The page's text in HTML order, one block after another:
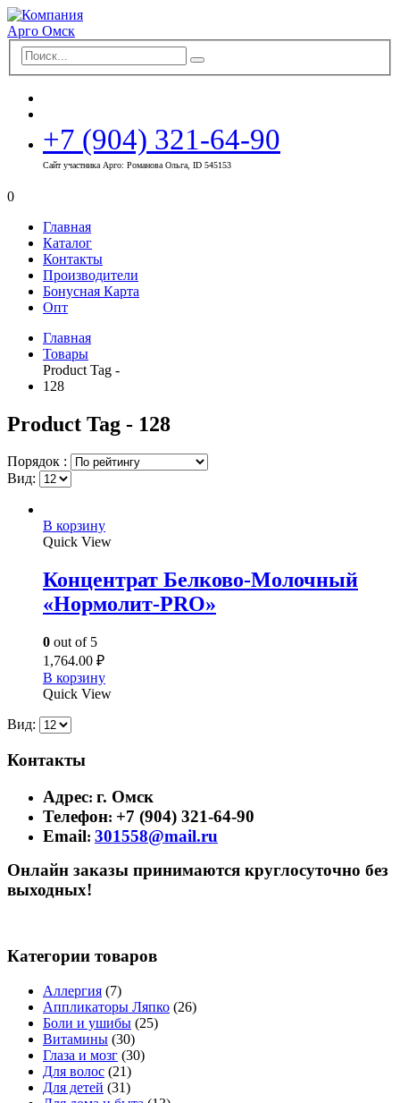
+7 (904) 321-64-90
Сайт участника Арго: Романова Ольга, ID 545153
0
Главная
Каталог
Контакты
Производители
Бонусная Карта
Опт
Главная
Товары
Product Tag -
128
Product Tag - 128
Порядок :
Вид:
В корзину
Quick View
Концентрат Белково-Молочный
«Нормолит-PRO»
0 out of 5
1,764.00 ₽
В корзину
Quick View
Вид:
Контакты
Адрес: г. Омск
Телефон: +7 (904) 321-64-90
Email: 301558@mail.ru
Онлайн заказы принимаются круглосуточно без
выходных!
Категории товаров
Аллергия (7)
Аппликаторы Ляпко (26)
Боли и ушибы (25)
Витамины (30)
Глаза и мозг (30)
Для волос (21)
Для детей (31)